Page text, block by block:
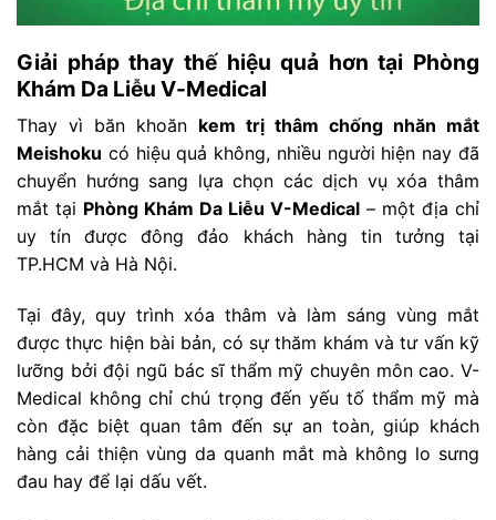
Giải pháp thay thế hiệu quả hơn tại Phòng
Khám Da Liễu V-Medical
Thay vì băn khoăn kem trị thâm chống nhăn mắt
Meishoku có hiệu quả không, nhiều người hiện nay đã
chuyển hướng sang lựa chọn các dịch vụ xóa thâm
mắt tại Phòng Khám Da Liễu V-Medical – một địa chỉ
uy tín được đông đảo khách hàng tin tưởng tại
TP.HCM và Hà Nội.
Tại đây, quy trình xóa thâm và làm sáng vùng mắt
được thực hiện bài bản, có sự thăm khám và tư vấn kỹ
lưỡng bởi đội ngũ bác sĩ thẩm mỹ chuyên môn cao. V-
Medical không chỉ chú trọng đến yếu tố thẩm mỹ mà
còn đặc biệt quan tâm đến sự an toàn, giúp khách
hàng cải thiện vùng da quanh mắt mà không lo sưng
đau hay để lại dấu vết.